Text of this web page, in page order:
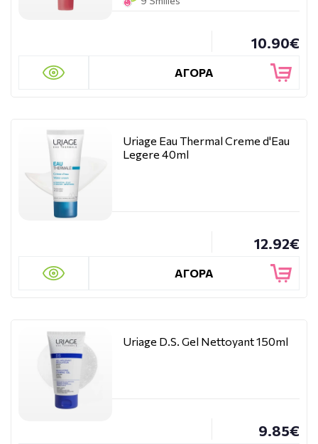
10.90€
ΑΓΟΡΑ
Uriage Eau Thermal Creme d'Eau
Legere 40ml
12.92€
ΑΓΟΡΑ
Uriage D.S. Gel Nettoyant 150ml
9.85€